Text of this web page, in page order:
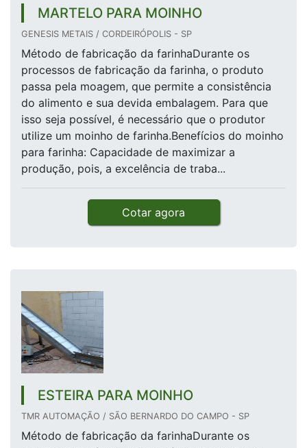
MARTELO PARA MOINHO
GENESIS METAIS / CORDEIRÓPOLIS - SP
Método de fabricação da farinhaDurante os
processos de fabricação da farinha, o produto
passa pela moagem, que permite a consistência
do alimento e sua devida embalagem. Para que
isso seja possível, é necessário que o produtor
utilize um moinho de farinha.Benefícios do moinho
para farinha: Capacidade de maximizar a
produção, pois, a excelência de traba...
Cotar agora
ESTEIRA PARA MOINHO
TMR AUTOMAÇÃO / SÃO BERNARDO DO CAMPO - SP
Método de fabricação da farinhaDurante os